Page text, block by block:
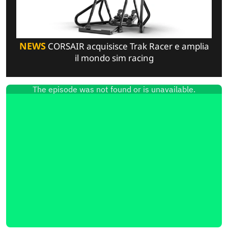
NEWSCORSAIR acquisisce Trak Racer e amplia
il mondo sim racing